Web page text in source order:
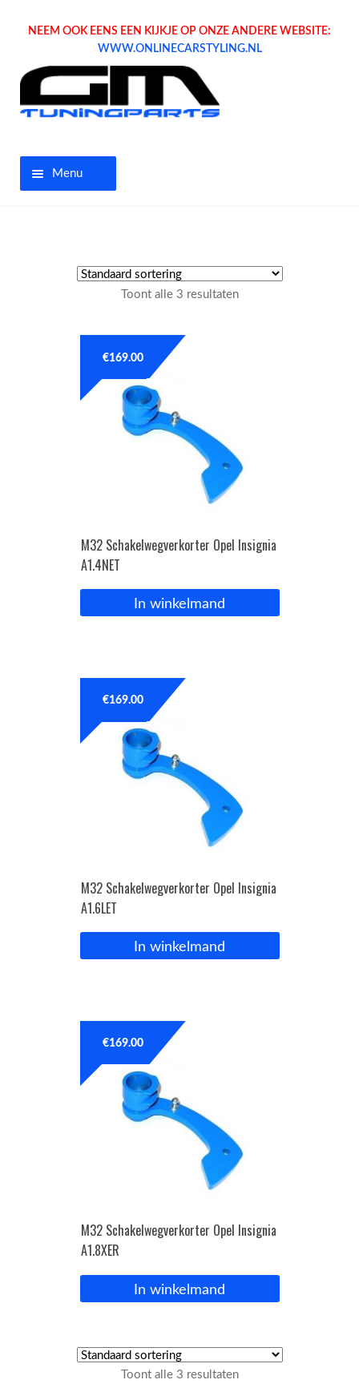
NEEM OOK EENS EEN KIJKJE OP ONZE ANDERE WEBSITE:
WWW.ONLINECARSTYLING.NL
Menu
Tuning parts
OPC Line
Inloggen / Registreren
Toont alle 3 resultaten
M32 Schakelwegverkorter Opel Insignia
A1.4NET
€169.00
In winkelmand
M32 Schakelwegverkorter Opel Insignia
A1.6LET
€169.00
In winkelmand
M32 Schakelwegverkorter Opel Insignia
A1.8XER
€169.00
In winkelmand
Toont alle 3 resultaten